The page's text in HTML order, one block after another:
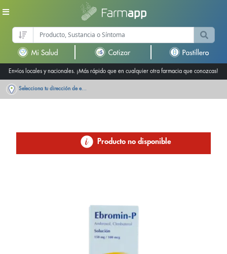
Envíos locales y nacionales. ¡Más rápido que en cualquier otra farmacia que conozcas!
Selecciona tu dirección de entrega
Producto no disponible